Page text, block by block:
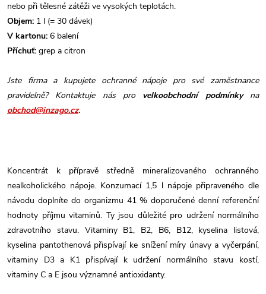
nebo při tělesné zátěži ve vysokých teplotách.
Objem: 1 l (= 30 dávek)
V kartonu: 6 balení
Příchuť: grep a citron
Jste firma a kupujete ochranné nápoje pro své zaměstnance
pravidelně? Kontaktuje nás provelkoobchodní podmínky na
obchod@inzago.cz.
Koncentrát k přípravě středně mineralizovaného ochranného
nealkoholického nápoje. Konzumací 1,5 l nápoje připraveného dle
návodu doplníte do organizmu 41 % doporučené denní referenční
hodnoty příjmu vitaminů. Ty jsou důležité pro udržení normálního
zdravotního stavu. Vitaminy B1, B2, B6, B12, kyselina listová,
kyselina pantothenová přispívají ke snížení míry únavy a vyčerpání,
vitaminy D3 a K1 přispívají k udržení normálního stavu kostí,
vitaminy C a E jsou významné antioxidanty.